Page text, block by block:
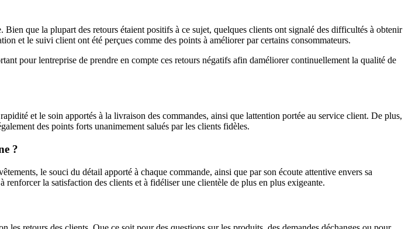
que la plupart des retours étaient positifs à ce sujet, quelques clients ont signalé des difficultés à obtenir
et le suivi client ont été perçues comme des points à améliorer par certains consommateurs.
pour lentreprise de prendre en compte ces retours négatifs afin daméliorer continuellement la qualité de
et le soin apportés à la livraison des commandes, ainsi que lattention portée au service client. De plus,
des points forts unanimement salués par les clients fidèles.
?
le souci du détail apporté à chaque commande, ainsi que par son écoute attentive envers sa
la satisfaction des clients et à fidéliser une clientèle de plus en plus exigeante.